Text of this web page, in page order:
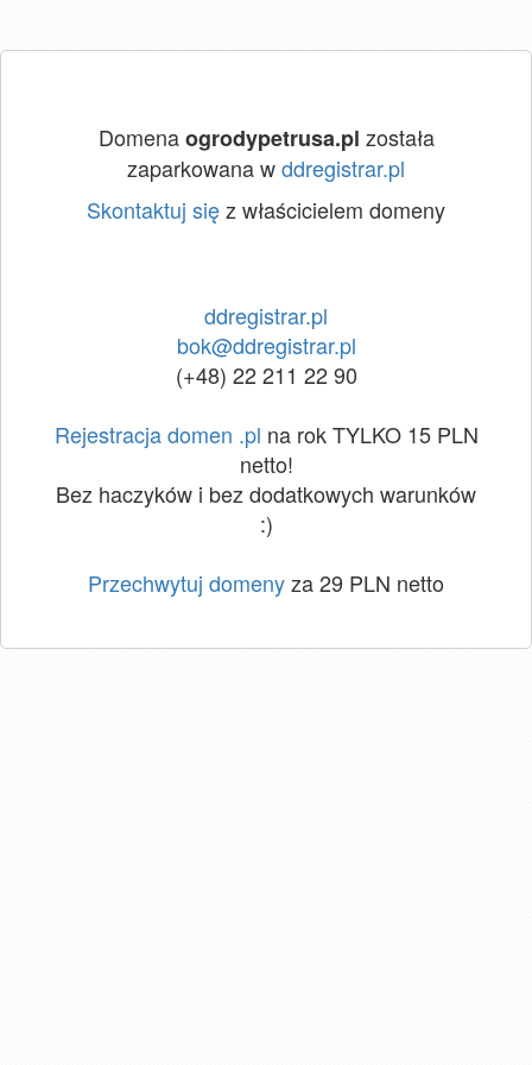
Domenaogrodypetrusa.pl została
zaparkowana wddregistrar.pl
Skontaktuj sięz właścicielem domeny
ddregistrar.pl
bok@ddregistrar.pl
(+48) 22 211 22 90
Rejestracja domen .pl na rok TYLKO 15 PLN
netto!
Bez haczyków i bez dodatkowych warunków
:)
Przechwytuj domenyza 29 PLN netto